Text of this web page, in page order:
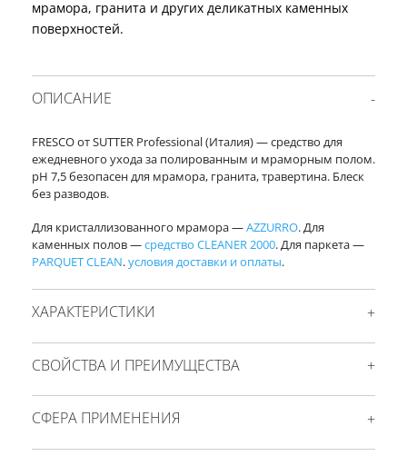
мрамора, гранита и других деликатных каменных
поверхностей.
ОПИСАНИЕ
FRESCO от SUTTER Professional (Италия) — средство для
ежедневного ухода за полированным и мраморным полом.
pH 7,5 безопасен для мрамора, гранита, травертина. Блеск
без разводов.
Для кристаллизованного мрамора —AZZURRO. Для
каменных полов —средство CLEANER 2000. Для паркета —
PARQUET CLEAN.условия доставки и оплаты.
ХАРАКТЕРИСТИКИ
СВОЙСТВА И ПРЕИМУЩЕСТВА
СФЕРА ПРИМЕНЕНИЯ